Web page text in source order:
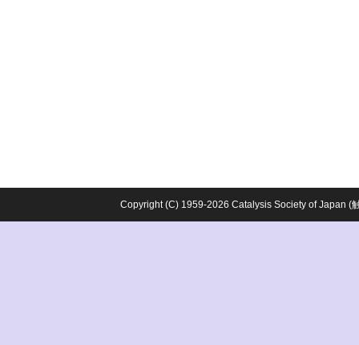
Copyright (C) 1959-2026 Catalysis Society of Japan (